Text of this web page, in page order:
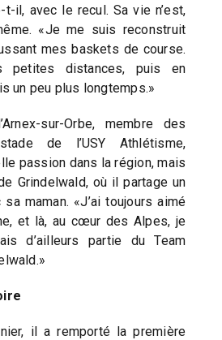
il, avec le recul. Sa vie n’est,
«Je me suis reconstruit
mes baskets de course.
petites distances, puis en
un peu plus longtemps.»
sur-Orbe, membre des
de l’USY Athlétisme,
passion dans la région, mais
Grindelwald, où il partage un
maman. «J’ai toujours aimé
et là, au cœur des Alpes, je
d’ailleurs partie du Team
il a remporté la première